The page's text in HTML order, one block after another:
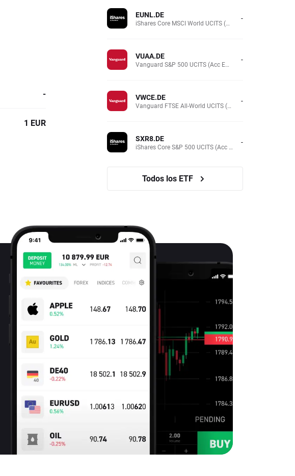
-
1 EUR
EUNL.DE
iShares Core MSCI World UCITS (Acc EUR) -
VUAA.DE
Vanguard S&P 500 UCITS (Acc EUR) -
VWCE.DE
Vanguard FTSE All-World UCITS (Acc EUR ) -
SXR8.DE
iShares Core S&P 500 UCITS (Acc EUR) -
Todos los ETF